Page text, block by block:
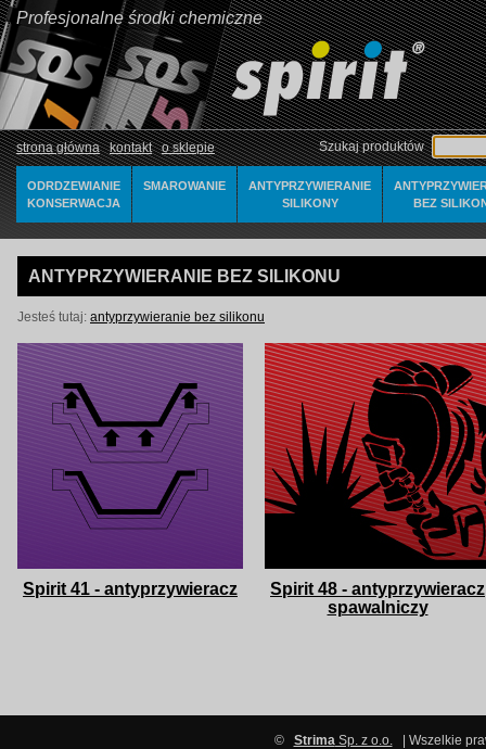
Profesjonalne środki chemiczne
strona główna kontakt o sklepie Szukaj produktów
ODRDZEWIANIE
KONSERWACJA
SMAROWANIE
ANTYPRZYWIERANIE
SILIKONY
BEZ
ANTYPRZYWIERANIE BEZ SILIKONU
Jesteś tutaj: antyprzywieranie bez silikonu
Spirit 41 - antyprzywieracz
Spirit 48 - antyprzywieracz
spawalniczy
© StrimaSp. z o.o.
| Wszelkie